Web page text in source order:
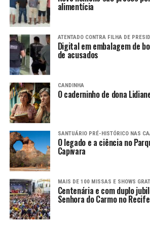
alimentícia
ATENTADO CONTRA FILHA DE
Digital em embalagem de
de acusados
CANDINHA
O caderninho de dona
SANTUÁRIO PRÉ-HISTÓRICO NAS
O legado e a ciência no
Capivara
MAIS DE 100 MISSAS E SHOWS
Centenária e com duplo
Senhora do Carmo no Recife